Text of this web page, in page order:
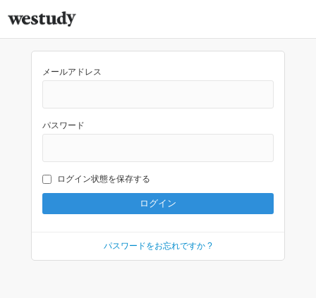
メールアドレス
パスワード
ログイン状態を保存する
パスワードをお忘れですか ?